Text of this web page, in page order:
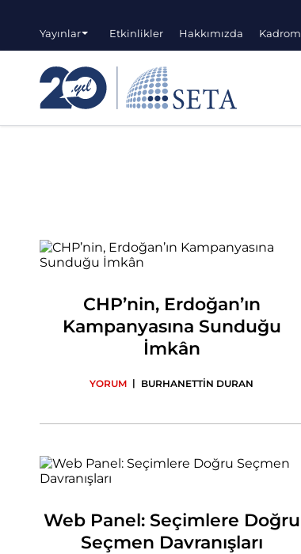
Yayınlar Etkinlikler Hakkımızda
CHP’nin, Erdoğan’ın
Kampanyasına Sunduğu
İmkân
YORUM | BURHANETTİN DURAN
Web Panel: Seçimlere Doğru
Seçmen Davranışları